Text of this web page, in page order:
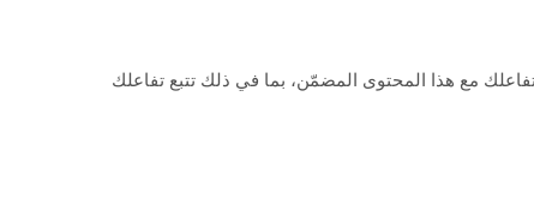
تفاعلك مع هذا المحتوى المضمّن، بما في ذلك تتبع تفاعلك